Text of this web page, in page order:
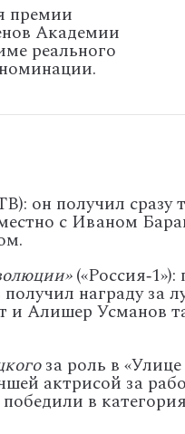
премии
Академии
реального
номинации.
он получил сразу
с Иваном
(«Россия‑1»):
получил наградуза
и Алишер Усманов
за роль в «Улице
актрисой за
победили в